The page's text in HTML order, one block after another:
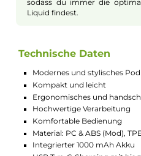
Design und
und leichte Bauweise
Form und die
Kit zu einem echten
sein, wie einfach die
intuitiv und ohne Aufwand.
Batterie und